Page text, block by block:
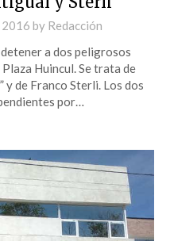
2016 by Redacción
a dos peligrosos
Huincul. Se trata de
y de Franco Sterli. Los dos
por…